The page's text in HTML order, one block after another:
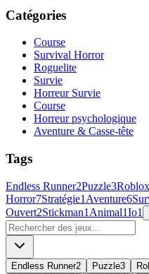
Catégories
Course
Survival Horror
Roguelite
Survie
Horreur Survie
Course
Horreur psychologique
Aventure & Casse-tête
Tags
Endless Runner2Puzzle3Roblox
Horror7Stratégie1 Aventure6
Ouvert2Stickman1 Animal1Io1
Endless Runner2 Puzzle3